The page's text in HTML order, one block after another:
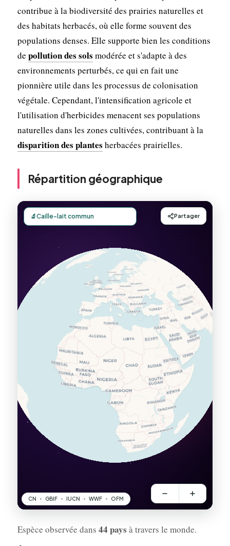
contribue à la biodiversité des prairies naturelles et
des habitats herbacés, où elle forme souvent des
populations denses. Elle supporte bien les conditions
de pollution des sols modérée et s'adapte à des
environnements perturbés, ce qui en fait une
pionnière utile dans les processus de colonisation
végétale. Cependant, l'intensification agricole et
l'utilisation d'herbicides menacent ses populations
naturelles dans les zones cultivées, contribuant à la
disparition des plantes herbacées prairielles.
Répartition géographique
Espèce observée dans 44 pays à travers le monde.